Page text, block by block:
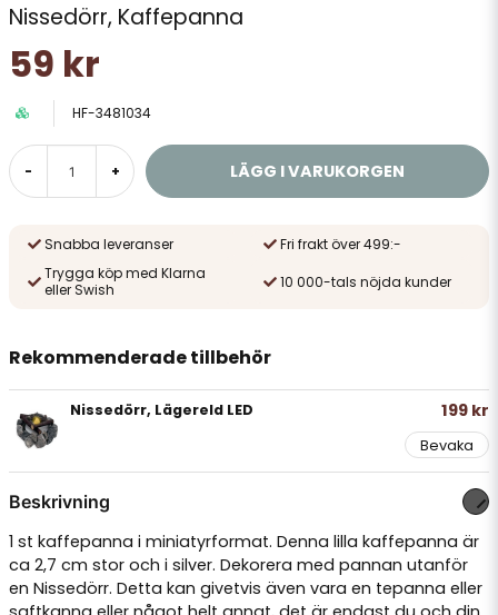
Nissedörr, Kaffepanna
59 kr
HF-3481034
- + LÄGG I VARUKORGEN
Snabba leveranser
Fri frakt över 499:-
Trygga köp med Klarna
eller Swish
10 000-tals nöjda kunder
Rekommenderade tillbehör
Nissedörr, Lägereld LED 199 kr
Bevaka
Beskrivning
1 st kaffepanna i miniatyrformat. Denna lilla kaffepanna är
ca 2,7 cm stor och i silver. Dekorera med pannan utanför
en Nissedörr. Detta kan givetvis även vara en tepanna eller